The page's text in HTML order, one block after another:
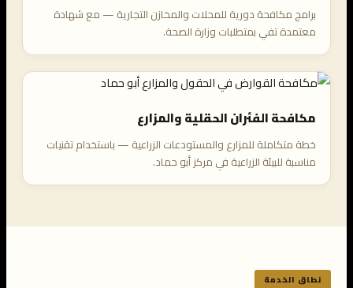
برامج مكافحة دورية للمحلات والمخازن التجارية — مع شهادة
معتمدة تفي بمتطلبات وزارة الصحة.
مكافحة الفئران الحقلية والمزارع
خطة متكاملة للمزارع والمستودعات الزراعية — باستخدام تقنيات
مناسبة للبيئة الزراعية في مركز أبو حماد.
نطاق الخدمة